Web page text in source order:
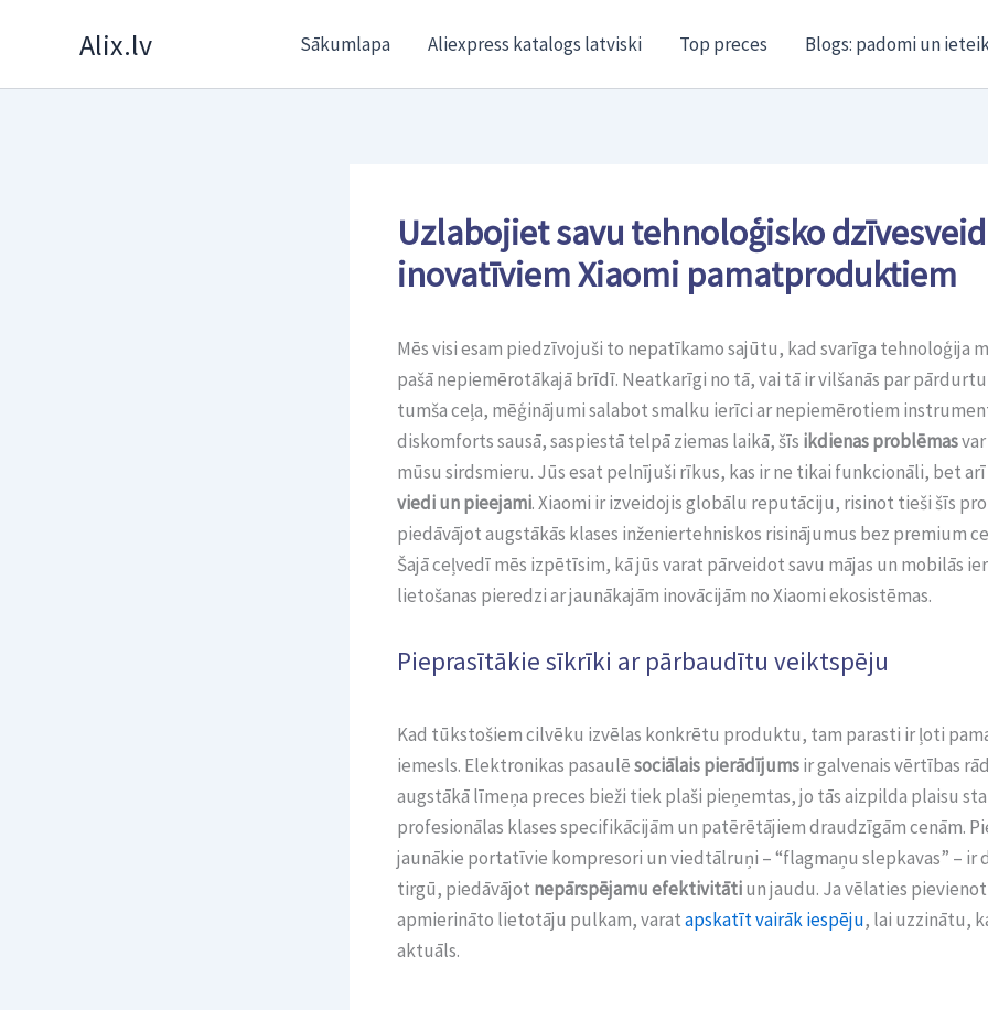
Alix.lv Sākumlapa Aliexpress katalogs latviski Top preces Blogs: padomi un
Uzlabojiet savu tehnoloģisko
inovatīviem Xiaomi pamatproduktiem
Mēs visi esam piedzīvojuši to nepatīkamo sajūtu, kad svarīga tehnoloģija
pašā nepiemērotākajā brīdī. Neatkarīgi no tā, vai tā ir vilšanās par
tumša ceļa, mēģinājumi salabot smalku ierīci ar nepiemērotiem
diskomforts sausā, saspiestā telpā ziemas laikā, šīs ikdienas problēmas
mūsu sirdsmieru. Jūs esat pelnījuši rīkus, kas ir ne tikai funkcionāli, bet arī
viedi un pieejami. Xiaomi ir izveidojis globālu reputāciju, risinot tieši šīs
piedāvājot augstākās klases inženiertehniskos risinājumus bez premium
Šajā ceļvedī mēs izpētīsim, kā jūs varat pārveidot savu mājas un mobilās
lietošanas pieredzi ar jaunākajām inovācijām no Xiaomi ekosistēmas.
Pieprasītākie sīkrīki ar pārbaudītu veiktspēju
Kad tūkstošiem cilvēku izvēlas konkrētu produktu, tam parasti ir ļoti
iemesls. Elektronikas pasaulēsociālais pierādījumsir galvenais vērtības
augstākā līmeņa preces bieži tiek plaši pieņemtas, jo tās aizpilda plaisu
profesionālas klases specifikācijām un patērētājiem draudzīgām cenām.
jaunākie portatīvie kompresori un viedtālruņi – “flagmaņu slepkavas” – ir
tirgū, piedāvājot nepārspējamu efektivitātiun jaudu. Ja vēlaties
apmierināto lietotāju pulkam, varatapskatīt vairāk iespēju, lai uzzinātu,
aktuāls.